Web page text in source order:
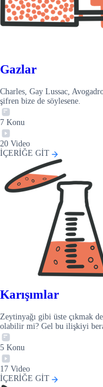
Gazlar
Charles, Gay Lussac,
şifren bize de söylesene.
7 Konu
20 Video
İÇERİĞE GİT
Karışımlar
Zeytinyağı gibi üste çıkmak
olabilir mi? Gel bu ilişkiyi
5 Konu
17 Video
İÇERİĞE GİT